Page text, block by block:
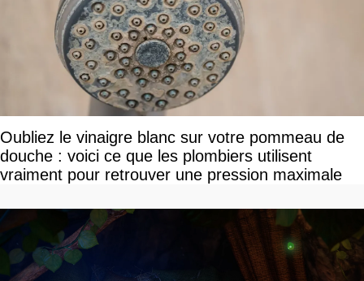
Oubliez le vinaigre blanc sur votre pommeau de
douche : voici ce que les plombiers utilisent
vraiment pour retrouver une pression maximale